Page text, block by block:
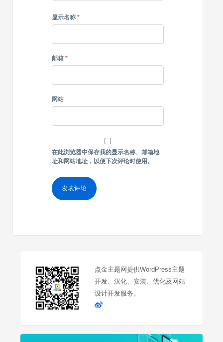
显示名称 *
邮箱 *
网站
在此浏览器中保存我的显示名称、邮箱地
址和网站地址，以便下次评论时使用。
点金主题网提供WordPress主题
开发、汉化、安装、优化及网站
设计开发服务。